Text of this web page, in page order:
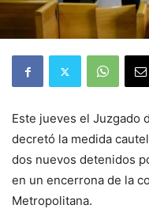
Este jueves el Juzgado
decretó la medida
dos nuevos detenidos
en un encerrona de la
Metropolitana.